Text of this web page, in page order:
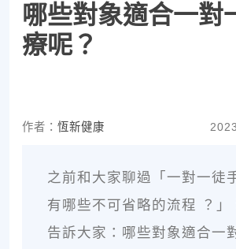
哪些對象適合一對
療呢？
作者： 恆新健康
之前和大家聊過「一對一徒
有哪些不可省略的流程 ？」
告訴大家：哪些對象適合一